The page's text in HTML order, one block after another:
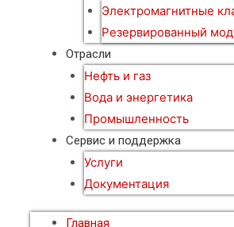
Электромагнитные
Резервированный
Отрасли
Нефть и газ
Вода и энергетика
Промышленность
Сервис и поддержка
Услуги
Документация
Главная